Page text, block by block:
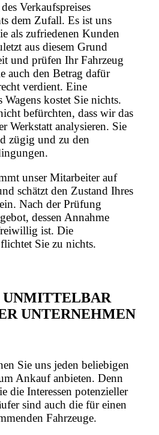
Verkaufspreises
dem Zufall. Es ist uns
als zufriedenen Kunden
aus diesem Grund
und prüfen Ihr Fahrzeug
auch den Betrag dafür
verdient. Eine
kostet Sie nichts.
befürchten, dass wir das
Werkstatt analysieren. Sie
zügig und zu den
unser Mitarbeiter auf
schätzt den Zustand Ihres
Nach der Prüfung
dessen Annahme
ist. Die
Sie zu nichts.
UNMITTELBAR
UNTERNEHMEN
Sie uns jeden beliebigen
Ankauf anbieten. Denn
die Interessen potenzieller
sind auch die für einen
Fahrzeuge.